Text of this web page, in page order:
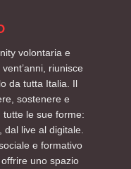
volontaria e
riunisce
da tutta Italia. Il
sostenere e
le sue forme:
live al digitale.
e formativo
uno spazio